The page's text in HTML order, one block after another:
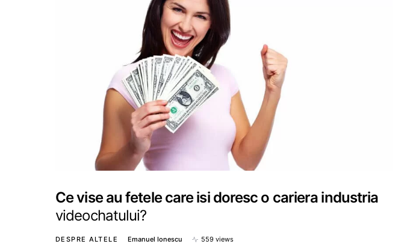
Ce vise au fetele care isi doresc o cariera industria
videochatului?
DESPRE ALTELE Emanuel Ionescu 559 views